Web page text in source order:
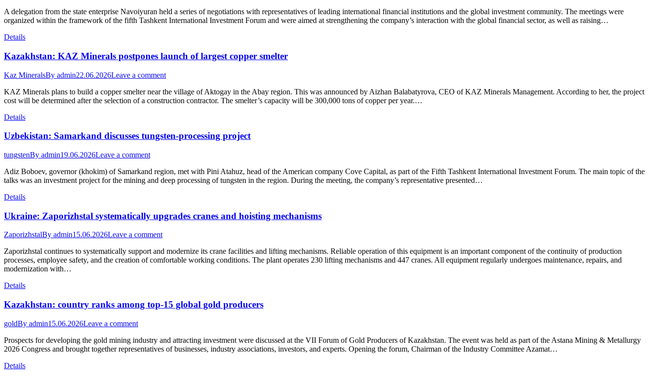
A delegation from the state enterprise Navoiyuran held a series of negotiations with representatives of leading international financial institutions and the global investment community. The meetings were
organized within the framework of the fifth Tashkent International Investment Forum and were aimed at strengthening the company’s interaction with the global financial sector, as well as raising…
Details
Kazakhstan: KAZ Minerals postpones launch of largest copper smelter
Kaz MineralsBy admin22.06.2026Leave a comment
KAZ Minerals plans to build a copper smelter near the village of Aktogay in the Abay region. This was announced by Aizhan Balabatyrova, CEO of KAZ Minerals Management. According to her, the project
cost will be determined after the selection of a construction contractor. The smelter’s capacity will be 300,000 tons of copper per year.…
Details
Uzbekistan: Samarkand discusses tungsten-processing project
tungstenBy admin19.06.2026Leave a comment
Adiz Boboev, governor (khokim) of Samarkand region, met with Pini Atahuz, head of the American company Cove Capital, as part of the Fifth Tashkent International Investment Forum. The main topic of the
talks was an investment project for the mining and deep processing of tungsten in the region. During the meeting, the company’s representative presented…
Details
Ukraine: Zaporizhstal systematically upgrades cranes and hoisting mechanisms
ZaporizhstalBy admin15.06.2026Leave a comment
Zaporizhstal continues to systematically support and modernize its crane facilities and lifting mechanisms. Reliable operation of this equipment is an important component of the continuity of production
processes, employee safety, and the creation of comfortable working conditions. The plant operates 230 lifting mechanisms and 447 cranes. All equipment regularly undergoes maintenance, repairs, and
modernization with…
Details
Kazakhstan: country ranks among top-15 global gold producers
goldBy admin15.06.2026Leave a comment
Prospects for developing the gold mining industry and attracting investment were discussed at the VII Forum of Gold Producers of Kazakhstan. The event was held as part of the Astana Mining & Metallurgy
2026 Congress and brought together representatives of businesses, industry associations, investors, and experts. Opening the forum, Chairman of the Industry Committee Azamat…
Details